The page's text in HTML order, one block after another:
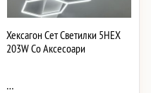
Хексагон Сет Светилки 5HEX
203W Со Аксесоари
…